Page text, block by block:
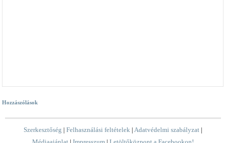
Hozzászólások
Szerkesztőség |Felhasználási feltételek |Adatvédelmi szabályzat |